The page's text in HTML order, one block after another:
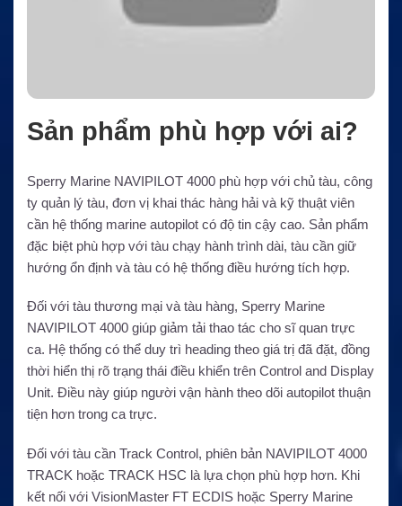
Sản phẩm phù hợp với ai?
Sperry Marine NAVIPILOT 4000 phù hợp với chủ tàu, công
ty quản lý tàu, đơn vị khai thác hàng hải và kỹ thuật viên
cần hệ thống marine autopilot có độ tin cậy cao. Sản phẩm
đặc biệt phù hợp với tàu chạy hành trình dài, tàu cần giữ
hướng ổn định và tàu có hệ thống điều hướng tích hợp.
Đối với tàu thương mại và tàu hàng, Sperry Marine
NAVIPILOT 4000 giúp giảm tải thao tác cho sĩ quan trực
ca. Hệ thống có thể duy trì heading theo giá trị đã đặt, đồng
thời hiển thị rõ trạng thái điều khiển trên Control and Display
Unit. Điều này giúp người vận hành theo dõi autopilot thuận
tiện hơn trong ca trực.
Đối với tàu cần Track Control, phiên bản NAVIPILOT 4000
TRACK hoặc TRACK HSC là lựa chọn phù hợp hơn. Khi
kết nối với VisionMaster FT ECDIS hoặc Sperry Marine